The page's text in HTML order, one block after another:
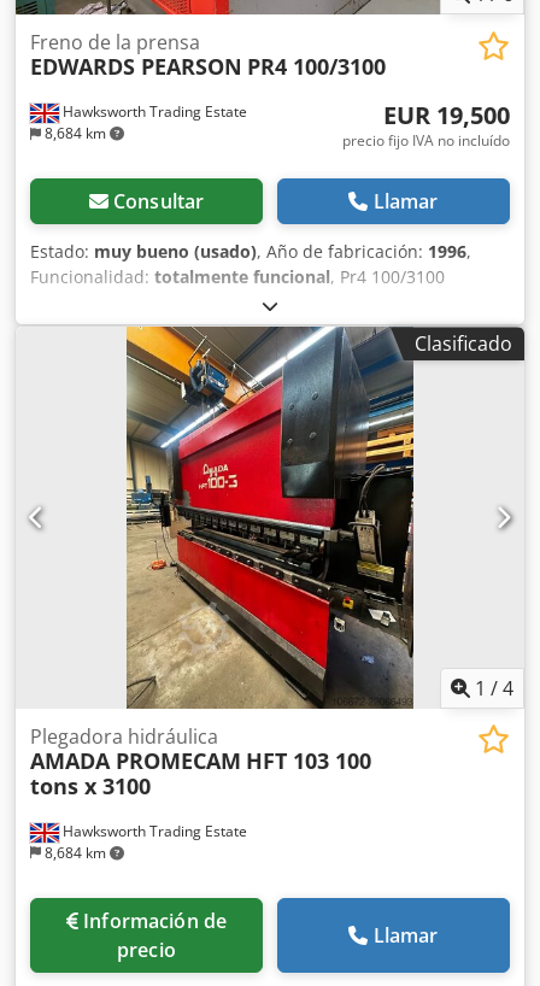
Akboa
Hawksworth Trading Estate
8,684 km
Freno de la prensa
EDWARDS PEARSON PR4 100/3100
EUR 19,500
precio fijo IVA no incluído
Consultar Llamar
Estado: muy bueno (usado), Año de fabricación: 1996,
Funcionalidad: totalmente funcional, Pr4 100/3100
Fabricante: Edwards Pearson Modelo: PR4 100/3100 MULTI-
EJE Año / nuevo: 1996 Número total de ejes: 6 – tope
trasero de 4 ejes X R Z1 Z2 Capacidad / dimensión de la
mesa / tonelaje: 3 metros x 3100 mm x 100 toneladas
Chjdpfsw Aw Svsx Akbja Control CNC: Cybelec DNC 80
control CNC Velocidad máxima de cierre: 200 mm Puede
verse en funcionamiento
Clasificado
1 /4
Hawksworth Trading Estate
8,684 km
Plegadora hidráulica
AMADA PROMECAM HFT 103 100
tons x 3100
Información de
precio
Llamar